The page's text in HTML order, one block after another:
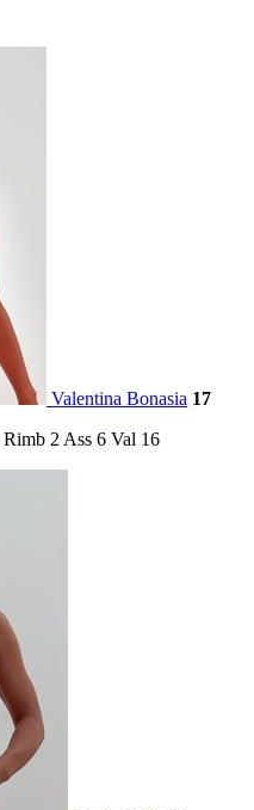
Valentina Bonasia 17
Rimb 2 Ass 6 Val 16